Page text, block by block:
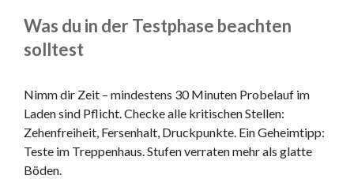
Was du in der Testphase beachten
solltest
Nimm dir Zeit – mindestens 30 Minuten Probelauf im
Laden sind Pflicht. Checke alle kritischen Stellen:
Zehenfreiheit, Fersenhalt, Druckpunkte. Ein Geheimtipp:
Teste im Treppenhaus. Stufen verraten mehr als glatte
Böden.